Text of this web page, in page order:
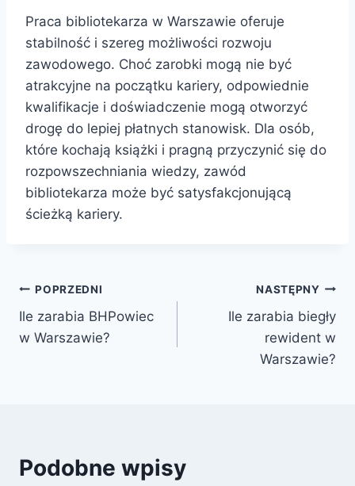
Praca bibliotekarza w Warszawie oferuje
stabilność i szereg możliwości rozwoju
zawodowego. Choć zarobki mogą nie być
atrakcyjne na początku kariery, odpowiednie
kwalifikacje i doświadczenie mogą otworzyć
drogę do lepiej płatnych stanowisk. Dla osób,
które kochają książki i pragną przyczynić się do
rozpowszechniania wiedzy, zawód
bibliotekarza może być satysfakcjonującą
ścieżką kariery.
Nawigacja
wpisu
POPRZEDNI
Ile zarabia BHPowiec
w Warszawie?
NASTĘPNY
Ile zarabia biegły
rewident w
Warszawie?
Podobne wpisy